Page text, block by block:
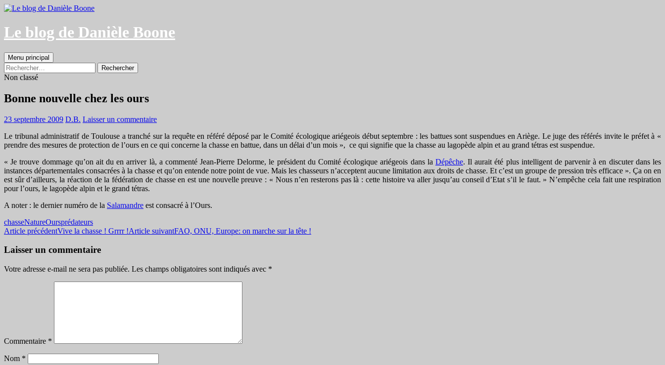
Aller
contenu
Le blog de Danièle Boone
Recherche
Menu principal
Rechercher :
Non classé
Bonne nouvelle chez les ours
23 septembre 2009 D.B. Laisser un commentaire
Le tribunal administratif de Toulouse a tranché sur la requête en référé déposé par le Comité écologique ariégeois début septembre : les battues sont suspendues en Ariège. Le juge des référés invite le préfet à «
prendre des mesures de protection de l’ours en ce qui concerne la chasse en battue, dans un délai d’un mois », ce qui signifie que la chasse au lagopède alpin et au grand tétras est suspendue.
« Je trouve dommage qu’on ait du en arriver là, a commenté Jean-Pierre Delorme, le président du Comité écologique ariégeois dans la Dépêche. Il aurait été plus intelligent de parvenir à en discuter dans les
instances départementales consacrées à la chasse et qu’on entende notre point de vue. Mais les chasseurs n’acceptent aucune limitation aux droits de chasse. Et c’est un groupe de pression très efficace ». Ça on en
est sûr d’ailleurs, la réaction de la fédération de chasse en est une nouvelle preuve : « Nous n’en resterons pas là : cette histoire va aller jusqu’au conseil d’Etat s’il le faut. » N’empêche cela fait une respiration
pour l’ours, le lagopède alpin et le grand tétras.
A noter : le dernier numéro de la Salamandre est consacré à l’Ours.
chasseNatureOursprédateurs
Navigation
des
Article précédentVive la chasse ! Grrrr !Article suivantFAO, ONU, Europe: on marche sur la tête !
Laisser un commentaire
Votre adresse e-mail ne sera pas publiée. Les champs obligatoires sont indiqués avec *
Commentaire *
Nom *